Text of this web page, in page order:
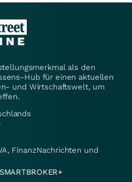
als den
Hub für einen aktuellen
und Wirtschaftswelt, um
FinanzNachrichten und
SMARTBROKER+